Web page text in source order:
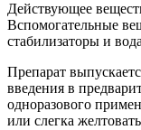
Действующее
Вспомогательные
стабилизаторы и
Препарат
введения в
одноразового
или слегка